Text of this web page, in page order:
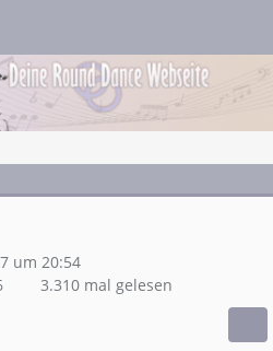
um 20:54
3.310 mal gelesen